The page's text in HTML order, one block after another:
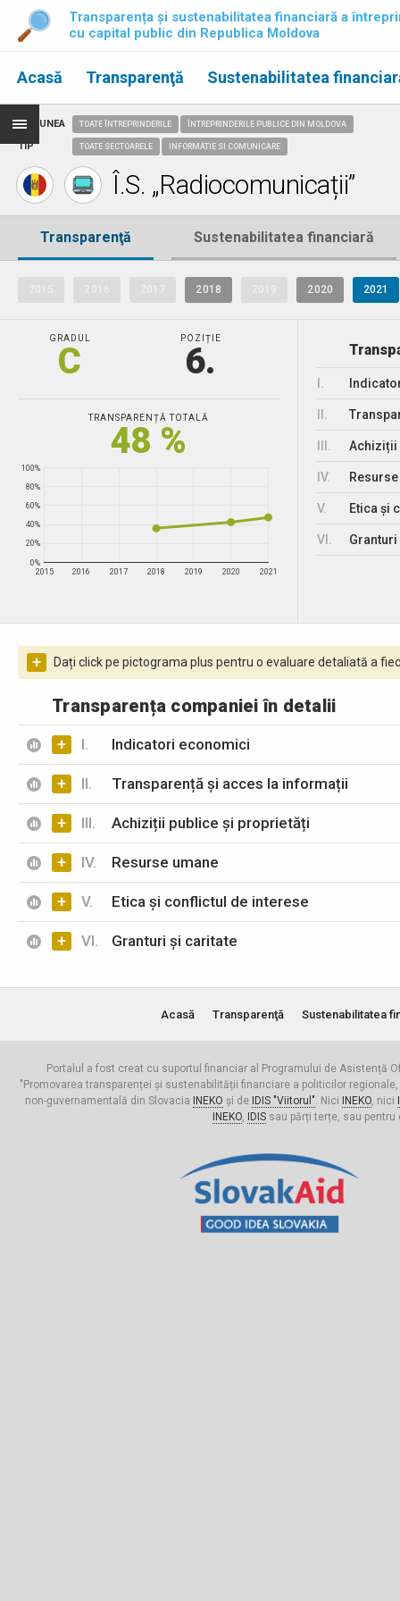
Transparența și sustenabilitatea financiară a
cu capital public din Republica Moldova
Acasă Transparenţă Sustenabilitatea
REGIUNEA
TIP
TOATE ÎNTREPRINDERILE ÎNTREPRINDERILE PUBLICE DIN MOLDOVA
TOATE SECTOARELE INFORMATIE SI COMUNICARE
Î.S. „Radiocomunicații”
Transparenţă Sustenabilitatea financiară
2018 2020 2021
GRADUL
C
POZIȚIE
6.
TRANSPARENȚĂ TOTALĂ
48 %
2015 2016 2017 2018 2019 2020 2021
0%
20%
40%
60%
80%
100%
Achiziții
IV.
V. Etica și
VI.
+ Dați click pe pictograma plus pentru o evaluare detaliată a
Transparența companiei în detalii
+ I. Indicatori economici
+ II. Transparență și acces la informații
+ III. Achiziții publice și proprietăți
+ IV. Resurse umane
+ V. Etica și conflictul de interese
+ VI. Granturi și caritate
Acasă Transparenţă Sustenabilitatea
Portalul a fost creat cu suportul financiar al Programului de Asistență
"Promovarea transparenței și sustenabilității financiare a politicilor
non-guvernamentală din Slovacia
INEKO și de IDIS "Viitorul". Nici INEKO, nici
INEKO, IDISsau părți terțe, sau pentru